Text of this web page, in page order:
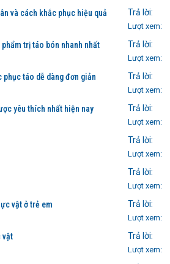
và cách khắc phục hiệu quả Trả lời
Lượt xem
trị táo bón nhanh nhất Trả lời
Lượt xem
táo dễ dàng đơn giản Trả lời
Lượt xem
yêu thích nhất hiện nay Trả lời
Lượt xem
Trả lời
Lượt xem
Trả lời
Lượt xem
vật ở trẻ em Trả lời
Lượt xem
vật Trả lời
Lượt xem